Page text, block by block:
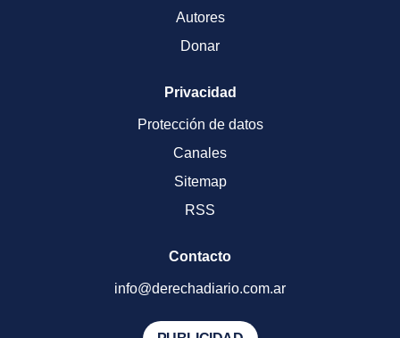
Autores
Donar
Privacidad
Protección de datos
Canales
Sitemap
RSS
Contacto
info@derechadiario.com.ar